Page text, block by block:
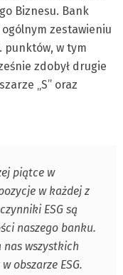
Biznesu. Bank
zestawieniu
punktów, w tym
zdobył drugie
„S” oraz
piątce w
w każdej z
ESG są
naszego banku.
wszystkich
obszarze ESG.